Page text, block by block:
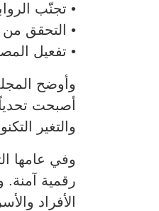
• تجنّب
• التحقق من
• تفعيل
أصبحت
والتغير
رقمية آمنة.
الأفراد